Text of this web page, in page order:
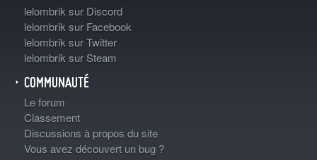
lelombrik sur Discord
lelombrik sur Facebook
lelombrik sur Twitter
lelombrik sur Steam
COMMUNAUTÉ
Le forum
Classement
Discussions à propos du site
Vous avez découvert un bug ?